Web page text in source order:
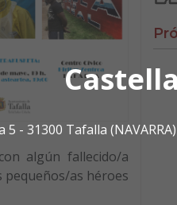
5 - 31300 Tafalla (NAVARRA)
algún fallecido/a
pequeños/as héroes